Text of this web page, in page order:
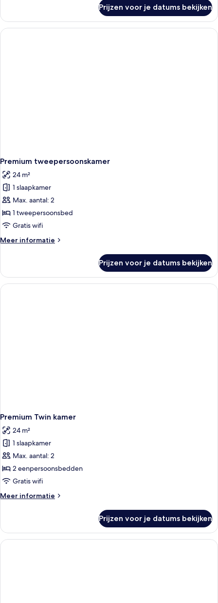
driepersoonskamer
Prijzen voor je datums bekijken
Premium tweepersoonskamer
24 m²
1 slaapkamer
Max. aantal: 2
1 tweepersoonsbed
Gratis wifi
Meer informatie
Meer
tweepersoonskamer
Prijzen voor je datums bekijken
Premium Twin kamer
24 m²
1 slaapkamer
Max. aantal: 2
2 eenpersoonsbedden
Gratis wifi
Meer informatie
Meer
Twin
kamer
Prijzen voor je datums bekijken